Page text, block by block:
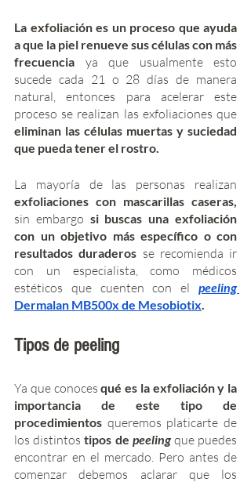
La exfoliación es un proceso que ayuda
a que la piel renueve sus células con más
frecuencia ya que usualmente esto
sucede cada 21 o 28 días de manera
natural, entonces para acelerar este
eliminan las células muertas y suciedad
que pueda tener el rostro.
La mayoría de las personas realizan
exfoliaciones con mascarillas caseras,
sin embargo si buscas una exfoliación
con un objetivo más específico o con
resultados duraderos se recomienda ir
con un especialista, como médicos
estéticos que cuenten con el
Dermalan MB500x de Mesobiotix.
Tipos de peeling
Ya que conoces qué es la exfoliación y la
importancia de este tipo de
procedimientos queremos platicarte de
los distintos tipos de peeling que puedes
encontrar en el mercado. Pero antes de